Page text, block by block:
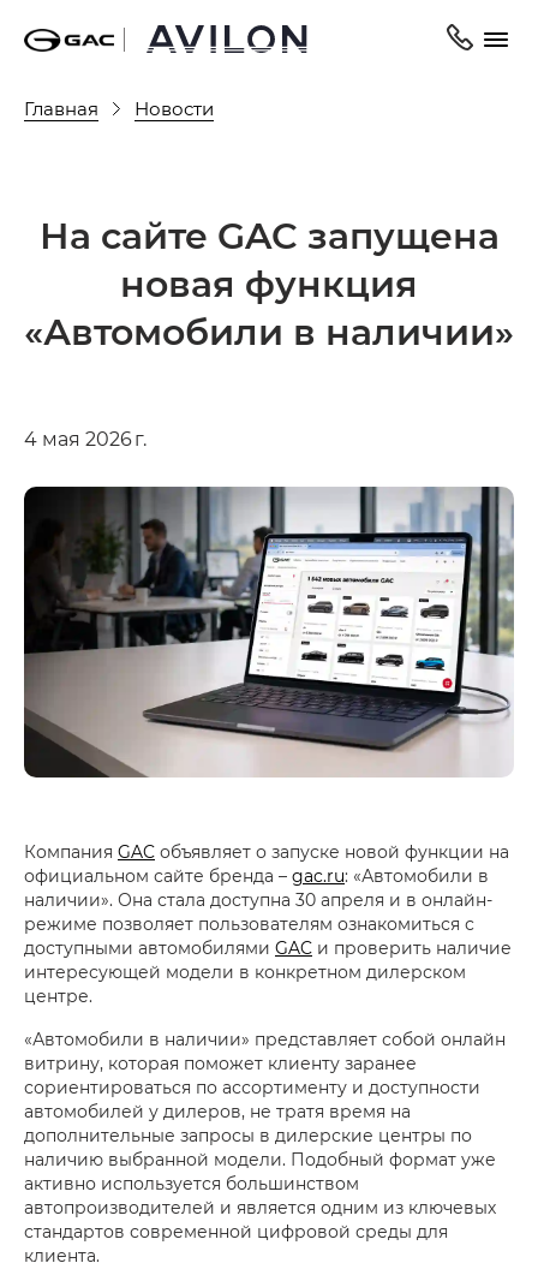
Главная Новости
На сайте GAC запущена
новая функция
«Автомобили в наличии»
4 мая 2026 г.
Компания GAC объявляет о запуске новой функции на
официальном сайте бренда – gac.ru: «Автомобили в
наличии». Она стала доступна 30 апреля и в онлайн-
режиме позволяет пользователям ознакомиться с
доступными автомобилями GAC и проверить наличие
интересующей модели в конкретном дилерском
центре.
«Автомобили в наличии» представляет собой онлайн
витрину, которая поможет клиенту заранее
сориентироваться по ассортименту и доступности
автомобилей у дилеров, не тратя время на
дополнительные запросы в дилерские центры по
наличию выбранной модели. Подобный формат уже
активно используется большинством
автопроизводителей и является одним из ключевых
стандартов современной цифровой среды для
клиента.